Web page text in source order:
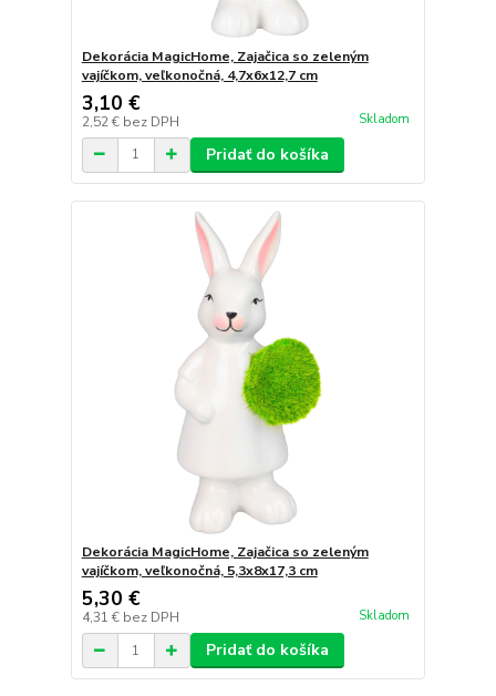
Dekorácia MagicHome, Zajačica so zeleným
vajíčkom, veľkonočná, 4,7x6x12,7 cm
3,10 €
2,52 € bez DPH Skladom
Pridať do košíka
Dekorácia MagicHome, Zajačica so zeleným
vajíčkom, veľkonočná, 5,3x8x17,3 cm
5,30 €
4,31 € bez DPH Skladom
Pridať do košíka